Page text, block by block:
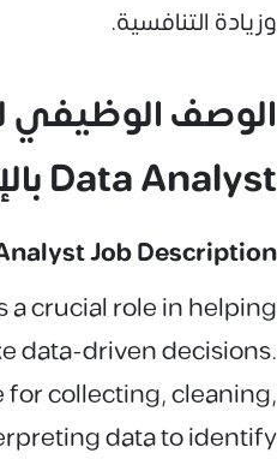
وزيادة التنافسية.
الوصف الوظيفي
Data Analyst بالإنجليزي
Job Description
a crucial role in helping
data-driven decisions.
for collecting, cleaning,
data to identify